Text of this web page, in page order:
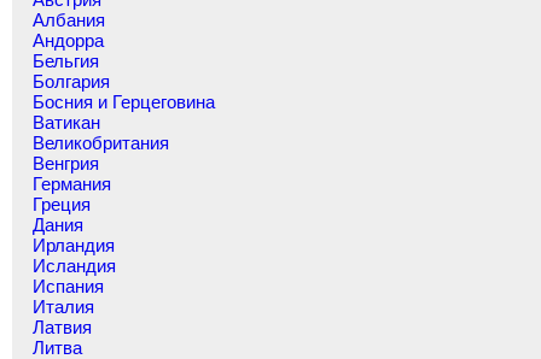
Албания
Андорра
Бельгия
Болгария
Босния и Герцеговина
Ватикан
Великобритания
Венгрия
Германия
Греция
Дания
Ирландия
Исландия
Испания
Италия
Латвия
Литва